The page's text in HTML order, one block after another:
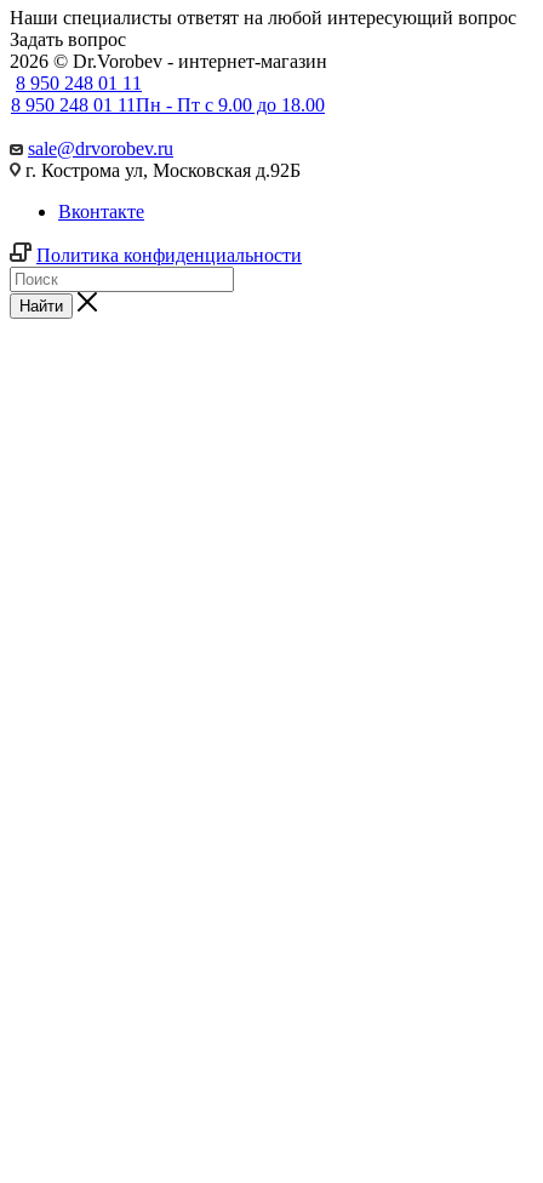
Наши специалисты ответят на любой интересующий вопрос
Задать вопрос
2026 © Dr.Vorobev - интернет-магазин
8 950 248 01 11
8 950 248 01 11Пн - Пт с 9.00 до 18.00
sale@drvorobev.ru
г. Кострома ул, Московская д.92Б
Вконтакте
Политика конфиденциальности
Найти